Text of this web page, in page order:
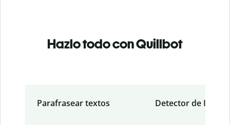
Hazlo todo con Quillbot
Parafrasear textos Detector de IA